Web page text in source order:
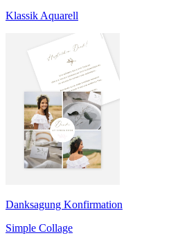
Klassik Aquarell
Danksagung Konfirmation
Simple Collage